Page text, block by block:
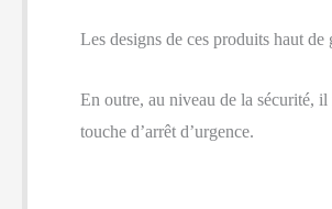
Les designs de ces produits haut de
En outre, au niveau de la sécurité,
touche d’arrêt d’urgence.